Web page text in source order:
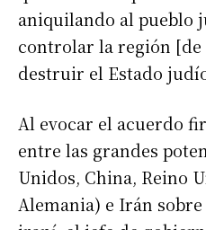
aniquilando al pueblo
controlar la región
destruir el Estado
Al evocar el acuerdo
entre las grandes
Unidos, China, Reino
Alemania) e Irán